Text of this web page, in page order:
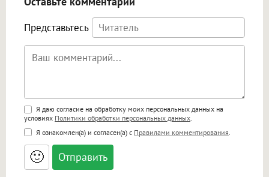
Представьтесь
Поддержка HTML
<b>, <strong>, <u>, <i>, <em>, <s>, <big>,
<small>, <sup>, <sub>, <pre>, <ul>, <ol>, <li>,
<blockquote>, <code> экранирует HTML,
адреса URL автоматически становятся
ссылками, и [img]адрес[/img] будет
Я даю согласие на обработку моих персональных данных на
условиях Политики обработки персональных данных
Я ознакомлен(а) и согласен(а) с Правилами комментирования
🙂